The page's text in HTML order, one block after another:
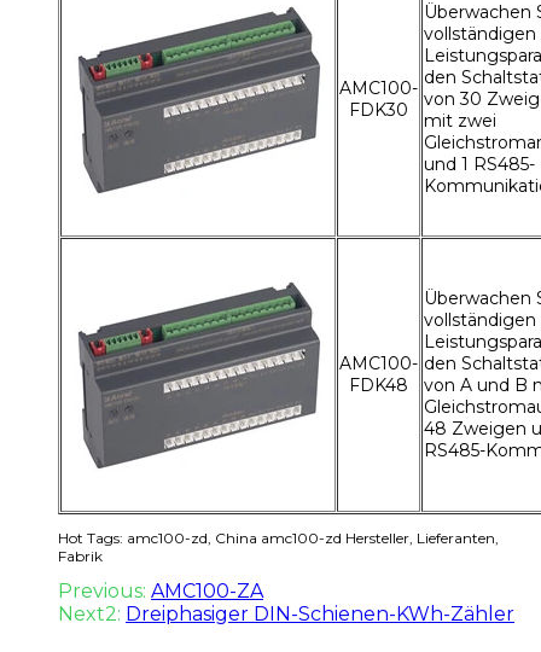
AMC100-
FDK30
Überwachen
vollständigen
den
von 30
mit zwei
und 1 RS485-
AMC100-
FDK48
Überwachen
vollständigen
den
von A und B
48 Zweigen
RS485-
Hot Tags: amc100-zd, China amc100-zd Hersteller, Lieferanten,
Fabrik
Previous: AMC100-ZA
Next2: Dreiphasiger DIN-Schienen-KWh-Zähler